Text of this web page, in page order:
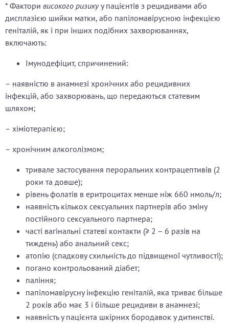
* Фактори високого ризикуу пацієнтів з рецидивами або
дисплазією шийки матки, або папіломавірусною інфекцією
геніталій, як і при інших подібних захворюваннях,
включають:
Імунодефіцит, спричинений:
– наявністю в анамнезі хронічних або рецидивних
інфекцій, або захворювань, що передаються статевим
шляхом;
– хіміотерапією;
– хронічним алкоголізмом;
тривале застосування пероральних контрацептивів (2
роки та довше);
рівень фолатів в еритроцитах менше ніж 660 нмоль/л;
наявність кількох сексуальних партнерів або зміну
постійного сексуального партнера;
часті вагінальні статеві контакти (≥ 2 – 6 разів на
тиждень) або анальний секс;
атопію (спадкову схильність до підвищеної чутливості);
погано контрольований діабет;
паління;
папіломавірусну інфекцію геніталій, яка триває більше
2 років або має 3 і більше рецидиви в анамнезі;
наявність у пацієнта шкірних бородавок у дитинстві.